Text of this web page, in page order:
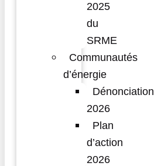
2025
du
SRME
Communautés
d’énergie
Dénonciation
2026
Plan
d’action
2026